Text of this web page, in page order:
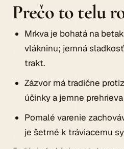
Prečo to telu
Mrkva je bohatá na
vlákninu; jemná
trakt.
Zázvor má tradične
účinky a jemne
Pomalé varenie
je šetrné k tráviacemu